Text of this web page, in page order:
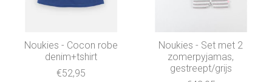
Noukies - Cocon robe
denim+tshirt
€52,95
Noukies - Set met 2
zomerpyjamas,
gestreept/grijs